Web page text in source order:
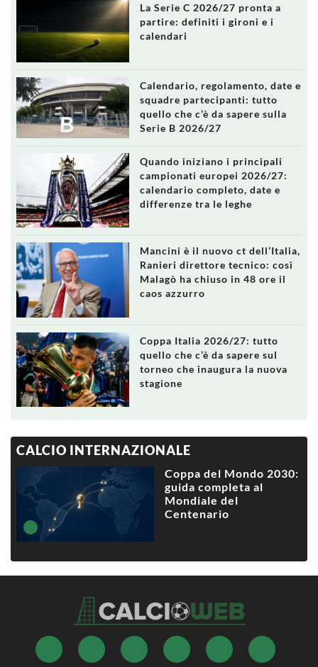
La Serie C 2026/27 pronta a
partire: definiti i gironi e i
calendari
Calendario, regolamento, date e
squadre partecipanti: tutto
quello che c’è da sapere sulla
Serie B 2026/27
Quando iniziano i principali
campionati europei 2026/27:
calendario completo, date e
differenze tra le leghe
Mancini è il nuovo ct dell’Italia,
Ranieri direttore tecnico: così
Malagò ha chiuso in 48 ore il
caos azzurro
Coppa Italia 2026/27: tutto
quello che c’è da sapere sul
torneo che inaugura la nuova
stagione
CALCIO INTERNAZIONALE
Coppa del Mondo 2030:
guida completa al
Mondiale del
Centenario